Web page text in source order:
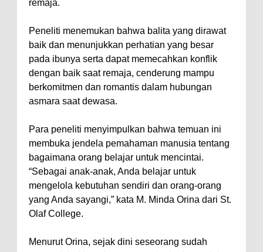
remaja.
Peneliti menemukan bahwa balita yang dirawat
baik dan menunjukkan perhatian yang besar
pada ibunya serta dapat memecahkan konflik
dengan baik saat remaja, cenderung mampu
berkomitmen dan romantis dalam hubungan
asmara saat dewasa.
Para peneliti menyimpulkan bahwa temuan ini
membuka jendela pemahaman manusia tentang
bagaimana orang belajar untuk mencintai.
“Sebagai anak-anak, Anda belajar untuk
mengelola kebutuhan sendiri dan orang-orang
yang Anda sayangi,” kata M. Minda Orina dari St.
Olaf College.
Menurut Orina, sejak dini seseorang sudah